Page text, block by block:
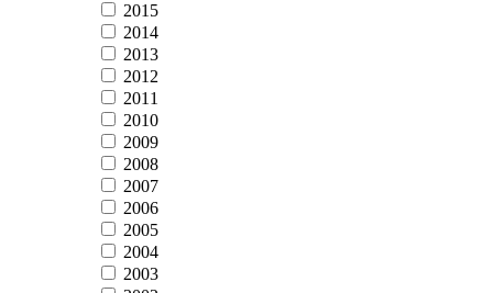
2015
2014
2013
2012
2011
2010
2009
2008
2007
2006
2005
2004
2003